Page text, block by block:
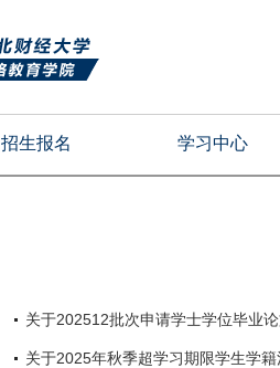
招生报名 学习中心
关于202512批次申请学士学位毕业
关于2025年秋季超学习期限学生学籍